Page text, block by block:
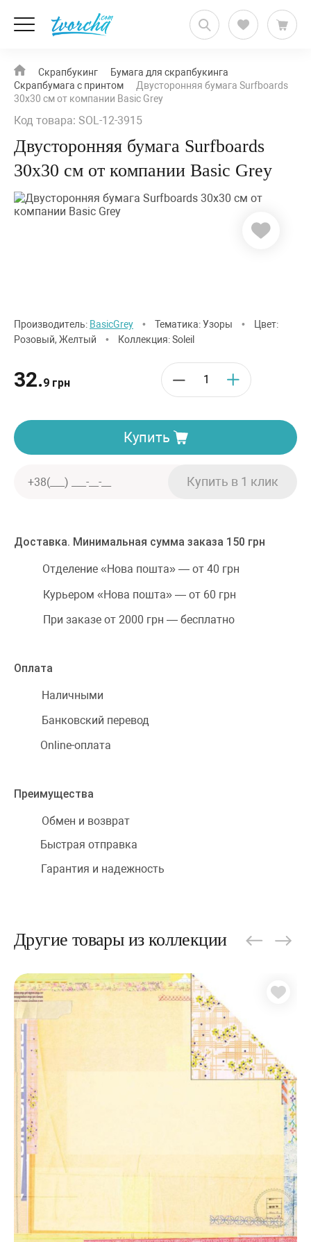
Скрапбукинг
Бумага для скрапбукинга
Скрапбумага с принтом
Двусторонняя бумага Surfboards
30х30 см от компании Basic Grey
Код товара: SOL-12-3915
Двусторонняя бумага Surfboards
30х30 см от компании Basic Grey
Производитель: BasicGrey • Тематика: Узоры •
Цвет:
Розовый, Желтый
• Коллекция: Soleil
32.9 грн
Купить
Доставка. Минимальная сумма заказа 150 грн
Отделение «Нова пошта» — от 40 грн
Курьером «Нова пошта» — от 60 грн
При заказе от 2000 грн — бесплатно
Оплата
Наличными
Банковский перевод
Online-оплата
Преимущества
Обмен и возврат
Быстрая отправка
Гарантия и надежность
Другие товары из коллекции